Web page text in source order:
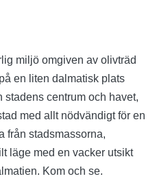
miljö omgiven av olivträd
en liten dalmatisk plats
stadens centrum och havet,
med allt nödvändigt för en
från stadsmassorna,
läge med en vacker utsikt
Kom och se.